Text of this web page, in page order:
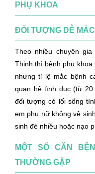
PHỤ KHOA
ĐỐI TƯỢNG DỄ
Theo nhiều chuyên
Thịnh thì bệnh phụ
nhưng tỉ lệ mắc bệnh
quan hệ tình dục (từ
đối tượng có lối sống
em phụ nữ không vệ
sinh đẻ nhiều hoặc nạo
MỘT SỐ CĂN
THƯỜNG GẶP